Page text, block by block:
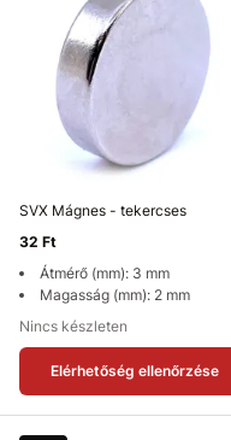
SVX Mágnes - tekercses
32 Ft
Átmérő (mm): 3 mm
Magasság (mm): 2 mm
Nincs készleten
Elérhetőség ellenőrzése